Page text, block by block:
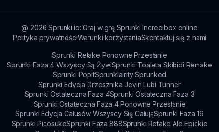
@ 2026 Sprunki.io: Graj w grę Sprunki Incredibox online
Polityka prywatnościWarunki korzystaniaSkontaktuj się z nami
Sprunki Retake Ponowne Przesłanie
Sprunki Faza 4 Wszyscy Są ŻywiSprunki Toaleta Skibidi Remake
Sprunki PopitSprunklairity Sprunked
Sprunki Edycja Grzesznika Jevin Lubi Tunner
Sprunki Ostateczna Faza 4Sprunki Ostateczna Faza 3
Sprunki Ostateczna Faza 4 Ponowne Przesłanie
Sprunki Edycja Całusów Wszyscy Się CałująSprunki Faza 19
Sprunki PicosukeSprunki Faza 888Sprunki Retake Ale Epickie